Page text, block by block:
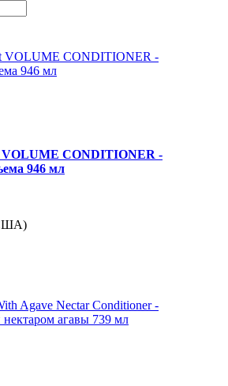
VOLUME CONDITIONER -
946 мл